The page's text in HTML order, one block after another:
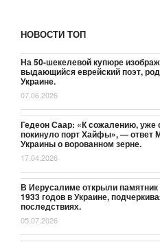
НОВОСТИ ТОП
На 50-шекелевой купюре
выдающийся еврейский поэт,
Украине.
07.06.2026
Гедеон Саар: «К сожалению, уже
покинуло порт Хайфы», — ответ
Украины о ворованном зерне.
17.04.2026
В Иерусалиме открыли
1933 годов в Украине,
последствиях.
05.07.2026